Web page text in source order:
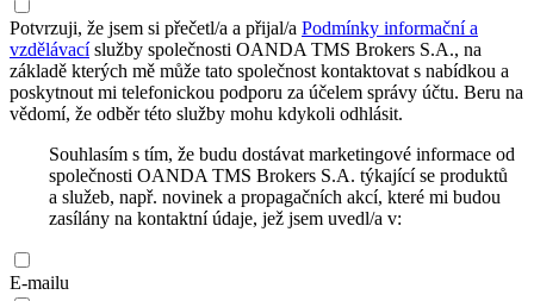
Potvrzuji, že jsem si přečetl/a a přijal/a Podmínky informační a
vzdělávacíslužby společnosti OANDA TMS Brokers S.A., na
základě kterých mě může tato společnost kontaktovat s nabídkou a
poskytnout mi telefonickou podporu za účelem správy účtu. Beru na
vědomí, že odběr této služby mohu kdykoli odhlásit.
Souhlasím s tím, že budu dostávat marketingové informace od
společnosti OANDA TMS Brokers S.A. týkající se produktů
a služeb, např. novinek a propagačních akcí, které mi budou
zasílány na kontaktní údaje, jež jsem uvedl/a v:
E-mailu